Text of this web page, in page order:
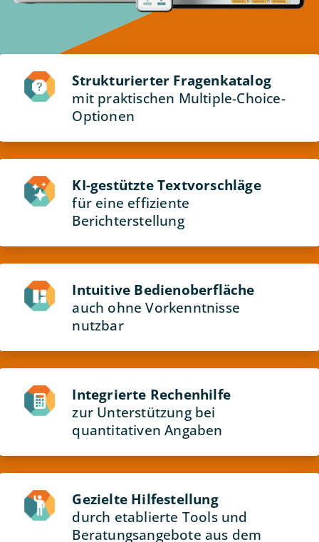
Strukturierter Fragenkatalog
mit praktischen Multiple-Choice-
Optionen
KI-gestützte Textvorschläge
für eine effiziente
Berichterstellung
Intuitive Bedienoberfläche
auch ohne Vorkenntnisse
nutzbar
Integrierte Rechenhilfe
zur Unterstützung bei
quantitativen Angaben
Gezielte Hilfestellung
durch etablierte Tools und
Beratungsangebote aus dem